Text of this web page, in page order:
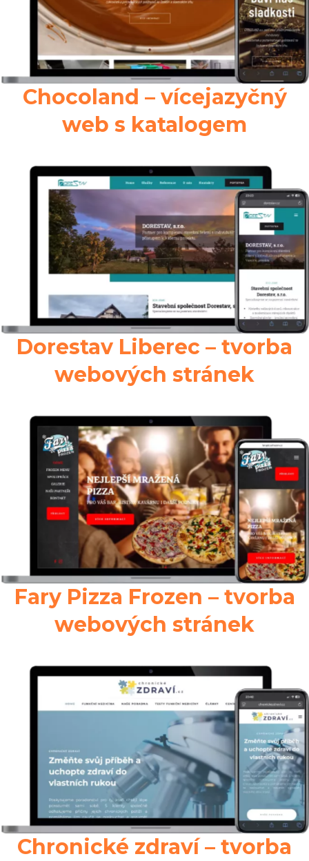
Chocoland – vícejazyčný
web s katalogem
Dorestav Liberec – tvorba
webových stránek
Fary Pizza Frozen – tvorba
webových stránek
Chronické zdraví – tvorba